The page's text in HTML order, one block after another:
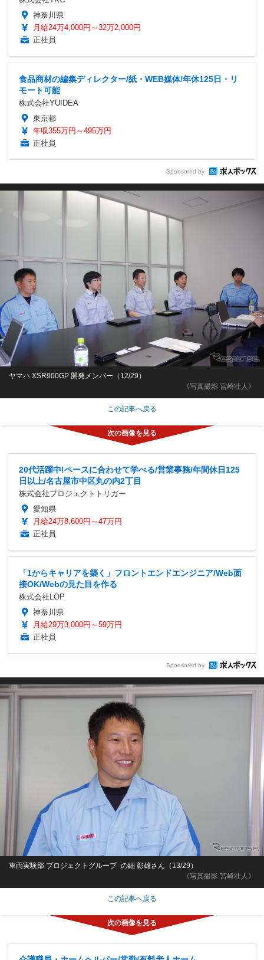
神奈川県
月給24万4,000円～32万2,000円
正社員
食品商材の編集ディレクター/紙・WEB媒体/年休125日・リ
モート可能
株式会社YUIDEA
東京都
年収355万円～495万円
正社員
Sponsored by
《写真撮影 宮崎壮人》
ヤマハ XSR900GP 開発メンバー（12/29）
この記事へ戻る
20代活躍中!ペースに合わせて学べる/営業事務/年間休日125
日以上/名古屋市中区丸の内2丁目
株式会社プロジェクトトリガー
愛知県
月給24万8,600円～47万円
正社員
「1からキャリアを築く」フロントエンドエンジニア/Web面
接OK/Webの見た目を作る
株式会社LOP
神奈川県
月給29万3,000円～59万円
正社員
Sponsored by
《写真撮影 宮崎壮人》
車両実験部 プロジェクトグループ の細 彰雄さん（13/29）
この記事へ戻る